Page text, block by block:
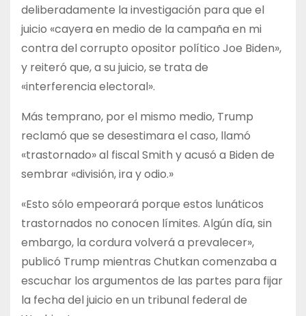
deliberadamente la investigación para que el
juicio «cayera en medio de la campaña en mi
contra del corrupto opositor político Joe Biden»,
y reiteró que, a su juicio, se trata de
«interferencia electoral».
Más temprano, por el mismo medio, Trump
reclamó que se desestimara el caso, llamó
«trastornado» al fiscal Smith y acusó a Biden de
sembrar «división, ira y odio.»
«Esto sólo empeorará porque estos lunáticos
trastornados no conocen límites. Algún día, sin
embargo, la cordura volverá a prevalecer»,
publicó Trump mientras Chutkan comenzaba a
escuchar los argumentos de las partes para fijar
la fecha del juicio en un tribunal federal de